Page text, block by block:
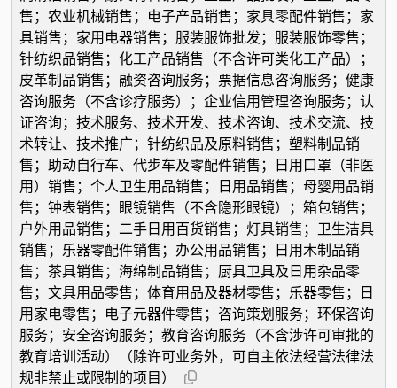
售；农业机械销售；电子产品销售；家具零配件销售；家
具销售；家用电器销售；服装服饰批发；服装服饰零售；
针纺织品销售；化工产品销售（不含许可类化工产品）；
皮革制品销售；融资咨询服务；票据信息咨询服务；健康
咨询服务（不含诊疗服务）；企业信用管理咨询服务；认
证咨询；技术服务、技术开发、技术咨询、技术交流、技
术转让、技术推广；针纺织品及原料销售；塑料制品销
售；助动自行车、代步车及零配件销售；日用口罩（非医
用）销售；个人卫生用品销售；日用品销售；母婴用品销
售；钟表销售；眼镜销售（不含隐形眼镜）；箱包销售；
户外用品销售；二手日用百货销售；灯具销售；卫生洁具
销售；乐器零配件销售；办公用品销售；日用木制品销
售；茶具销售；海绵制品销售；厨具卫具及日用杂品零
售；文具用品零售；体育用品及器材零售；乐器零售；日
用家电零售；电子元器件零售；咨询策划服务；环保咨询
服务；安全咨询服务；教育咨询服务（不含涉许可审批的
教育培训活动）（除许可业务外，可自主依法经营法律法
规非禁止或限制的项目）